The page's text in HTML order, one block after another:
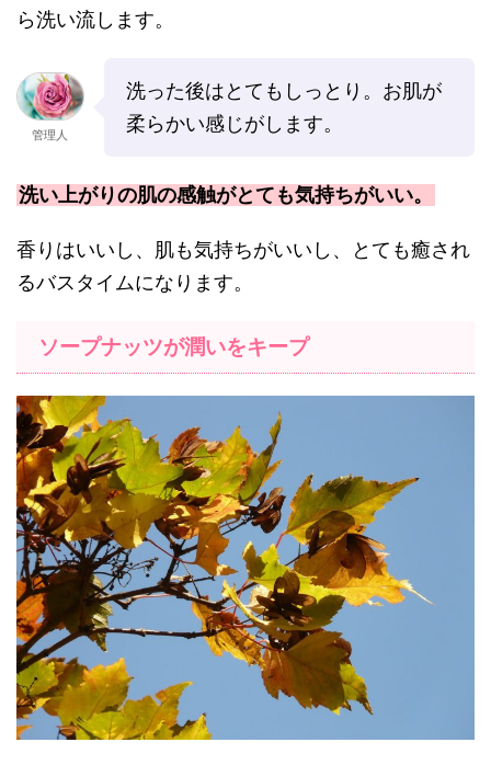
ら洗い流します。
管理人
洗った後はとてもしっとり。お肌が
柔らかい感じがします。
洗い上がりの肌の感触がとても気持ちがいい。
香りはいいし、肌も気持ちがいいし、とても癒され
るバスタイムになります。
ソープナッツが潤いをキープ